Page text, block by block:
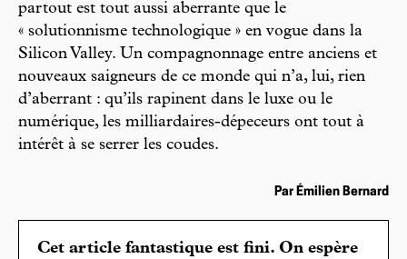
partout est tout aussi aberrante que le
« solutionnisme technologique » en vogue dans la
Silicon Valley. Un compagnonnage entre anciens et
nouveaux saigneurs de ce monde qui n’a, lui, rien
d’aberrant : qu’ils rapinent dans le luxe ou le
numérique, les milliardaires-dépeceurs ont tout à
intérêt à se serrer les coudes.
Par Émilien Bernard
Cet article fantastique est fini. On espère